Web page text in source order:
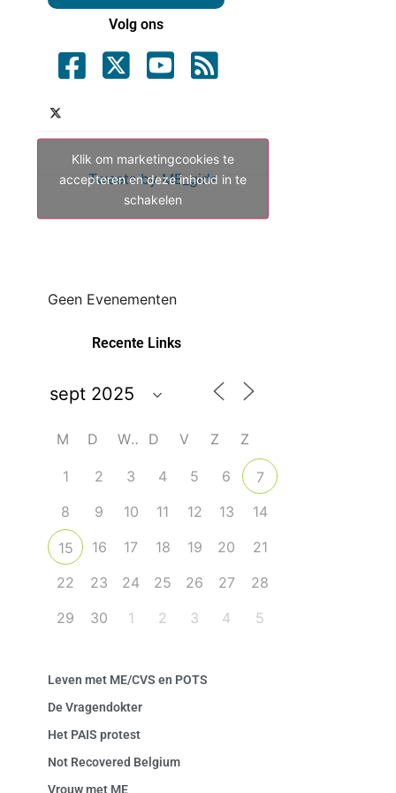
Volg ons
Tweets by ME_gids
Klik om marketingcookies te
accepteren en deze inhoud in te
schakelen
Geen Evenementen
Recente Links
M D W D V Z Z
1 2 3 4 5 6
7
8
9 10 11 12 13 14
15 16 17 18 19 20
21
22
23 24 25 26 27
28
29
30 1 2 3 4 5
Leven met ME/CVS en POTS
De Vragendokter
Het PAIS protest
Not Recovered Belgium
Vrouw met ME